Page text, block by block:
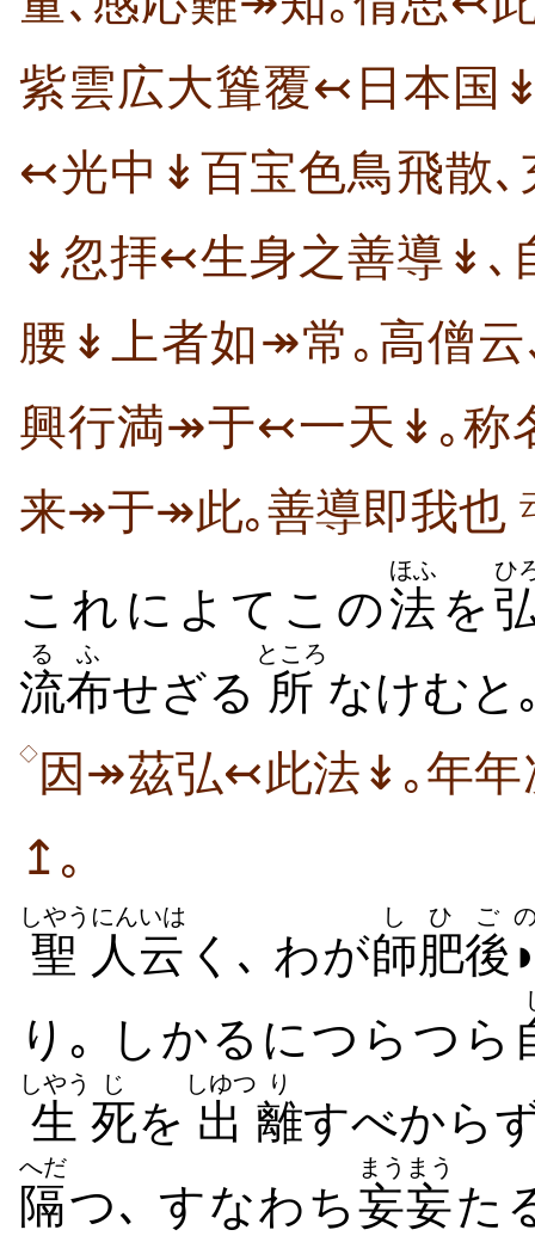
紫雲広大聳覆↢日本
↢光中↡百宝色鳥飛散
↡忽拝↢生身之善導↡､
腰↡上者如↠常｡高僧
興行満↠于↢一天↡｡称
来↠于↠此｡善導即我也
これによてこの法
ほふ
を
ひ
流布
るふ
せざる 所
ところ
なけむと
◇ 因↠茲弘↢此法↡｡年
↥｡
聖
しやう
人
にん
云
いは
く､ わが師
し
肥後
ひご
り｡ しかるにつらつら
生
しやう
死
じ
を 出
しゆつ
離
り
すべから
隔
へだ
つ､ すなわち妄妄
まうまう
た